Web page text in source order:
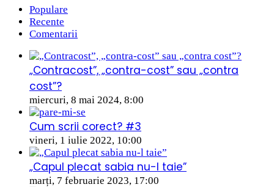
Populare
Recente
Comentarii
„Contracost”, „contra-cost” sau „contra
cost”?
miercuri, 8 mai 2024, 8:00
Cum scrii corect? #3
vineri, 1 iulie 2022, 10:00
„Capul plecat sabia nu-l taie”
marți, 7 februarie 2023, 17:00